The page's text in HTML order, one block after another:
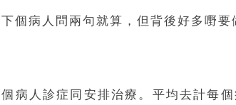
個病人問兩句就算，但背後好多嘢
病人診症同安排治療。平均去計每